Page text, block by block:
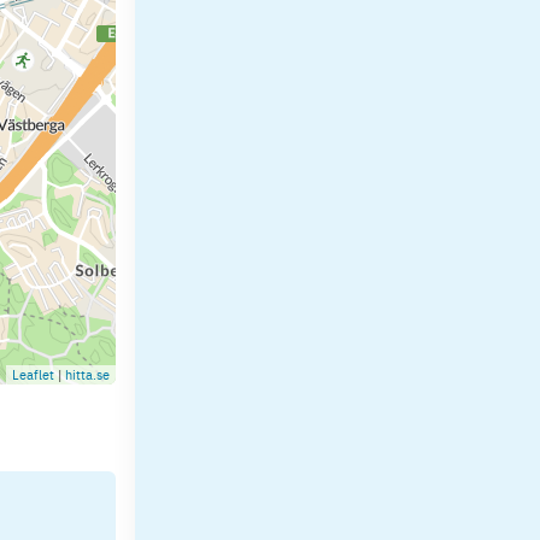
Leaflet | hitta.se